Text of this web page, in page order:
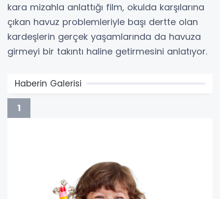
kara mizahla anlattığı film, okulda karşılarına
çıkan havuz problemleriyle başı dertte olan
kardeşlerin gerçek yaşamlarında da havuza
girmeyi bir takıntı haline getirmesini anlatıyor.
Haberin Galerisi
1